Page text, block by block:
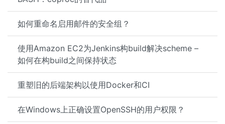
如何重命名启用邮件的安全组？
使用Amazon EC2为Jenkins构build解决scheme –
如何在构build之间保持状态
重塑旧的后端架构以使用Docker和CI
在Windows上正确设置OpenSSH的用户权限？